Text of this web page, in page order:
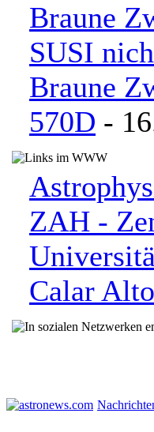
Braune
SUSI
Braune
570D -
ZAH -
Calar